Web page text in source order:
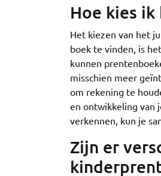
Hoe kies
Het kiezen van het
boek te vinden, is
kunnen
misschien meer
om rekening te
en ontwikkeling van
verkennen, kun je
Zijn er